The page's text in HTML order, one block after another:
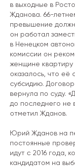
в выходные в
Жданова. 66-
превышение
он работал
в Ненецком
комиссии он
женщине квартиру
оказалось, что её
субсидию.
вернула по суду.
до последнего не
отметил Жданов.
Юрий Жданов на
постоянные
идут с 2016 года,
кандидатом на